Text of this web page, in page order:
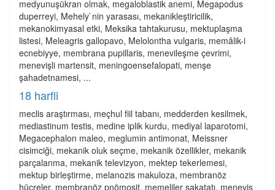
medyunuşükran olmak, megaloblastik anemi, Megapodus
duperreyi, Mehely`nin yarasası, mekanikleştiricilik,
mekanokimyasal etki, Meksika tahtakurusu, mektuplaşma
listesi, Meleagris gallopavo, Melolontha vulgaris, memâlik-i
ecnebiyye, membrana pupillaris, menevileşme çevrimi,
menevişli martensit, meningoensefalopati, menşe
şahadetnamesi, ...
18 harfli
meclis araştırması, meçhul fiil tabanı, medderden kesilmek,
mediastinum testis, medine iplik kurdu, mediyal laparotomi,
Megacephalon maleo, meglumin antimonat, Meissner
cisimciği, mekanik oluk seçme, mekanik özellikler, mekanik
parçalanma, mekanik televizyon, mektep tekerlemesi,
mektup birleştirme, melanozis makuloza, membranöz
hücreler, membranöz pnömosit, memeliler sakatatı, meneviş